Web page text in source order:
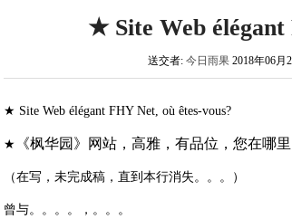
★ Site Web élégant
送交者: 今日雨果 2018年06月
★ Site Web élégant FHY Net, où êtes-vous?
★ 《枫华园》网站，高雅，有品位，您在哪里
（在写，未完成稿，直到本行消失。。。）
曾与。。。。，。。。